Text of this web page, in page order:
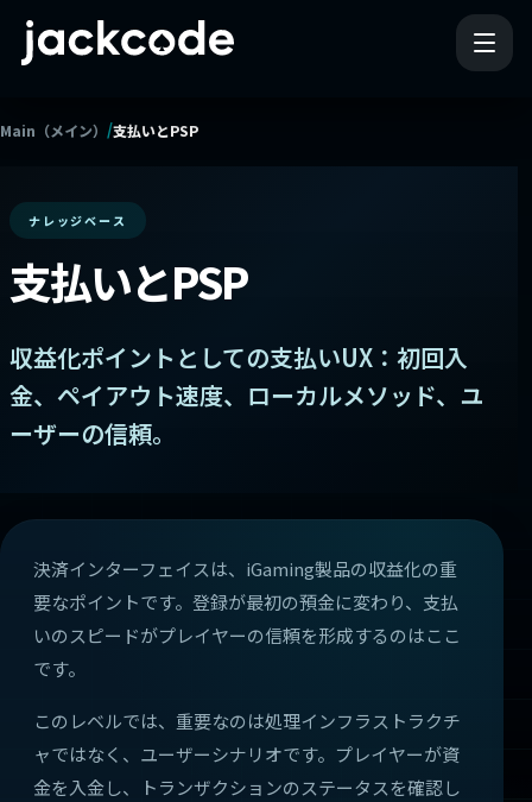
Main（メイン） /支払いとPSP
ナレッジベース
支払いとPSP
収益化ポイントとしての支払いUX：初回入
金、ペイアウト速度、ローカルメソッド、ユ
ーザーの信頼。
決済インターフェイスは、iGaming製品の収益化の重
要なポイントです。登録が最初の預金に変わり、支払
いのスピードがプレイヤーの信頼を形成するのはここ
です。
このレベルでは、重要なのは処理インフラストラクチ
ャではなく、ユーザーシナリオです。プレイヤーが資
金を入金し、トランザクションのステータスを確認し